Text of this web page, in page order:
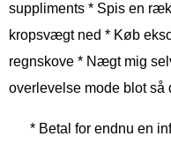
suppliments * Spis en
kropsvægt ned * Køb
regnskove * Nægt mig
overlevelse mode blot
* Betal for endnu en